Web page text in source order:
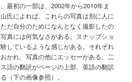
最初の一部は、2002年から2010年ま
氏によれば、これらの写真は別に人に
だ自分のためになんとなく撮影したの
真には何気なさがある。スナップショ
しているような感じがある。それぞれ
かれ、写真の他にエッセーがある。二
語の翻訳がページの上部、英語の翻訳
（下の画像参照）。